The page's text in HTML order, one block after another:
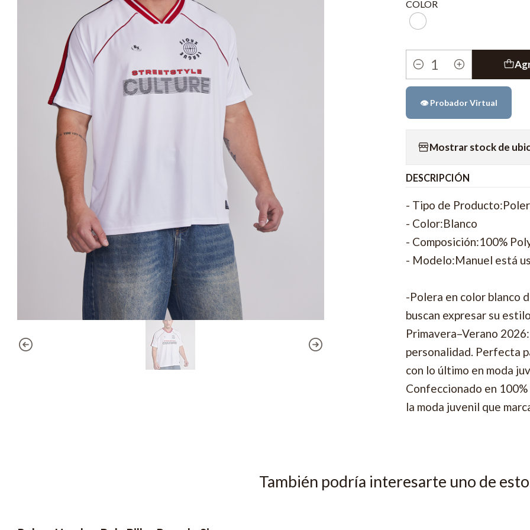
COLOR
Cantidad
👁️ Probador Virtual
Mostrar stock de
DESCRIPCIÓN
- Tipo de
- Color:Blanco
- Composición:100%
- Modelo:Manuel está
-Polera en color blanco
buscan expresar su
Primavera–Verano
personalidad. Perfecta
con lo último en moda
Confeccionado en
la moda juvenil que
También podría interesarte uno de